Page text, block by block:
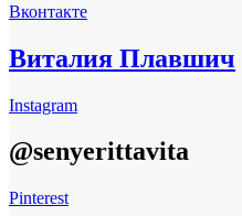
Вконтакте
Виталия Плавшич
Instagram
@senyerittavita
Pinterest